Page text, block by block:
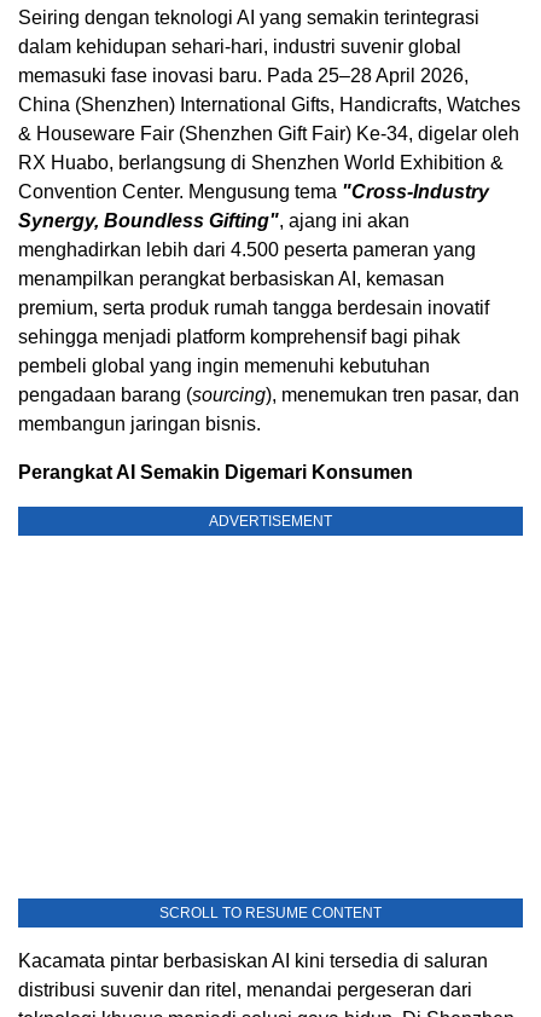
Seiring dengan teknologi AI yang semakin terintegrasi
dalam kehidupan sehari-hari, industri suvenir global
memasuki fase inovasi baru. Pada 25–28 April 2026,
China (Shenzhen) International Gifts, Handicrafts, Watches
& Houseware Fair (Shenzhen Gift Fair) Ke-34, digelar oleh
RX Huabo, berlangsung di Shenzhen World Exhibition &
Convention Center. Mengusung tema "Cross-Industry
Synergy, Boundless Gifting", ajang ini akan
menghadirkan lebih dari 4.500 peserta pameran yang
menampilkan perangkat berbasiskan AI, kemasan
premium, serta produk rumah tangga berdesain inovatif
sehingga menjadi platform komprehensif bagi pihak
pembeli global yang ingin memenuhi kebutuhan
pengadaan barang (sourcing), menemukan tren pasar, dan
membangun jaringan bisnis.
Perangkat AI Semakin Digemari Konsumen
ADVERTISEMENT
SCROLL TO RESUME CONTENT
Kacamata pintar berbasiskan AI kini tersedia di saluran
distribusi suvenir dan ritel, menandai pergeseran dari